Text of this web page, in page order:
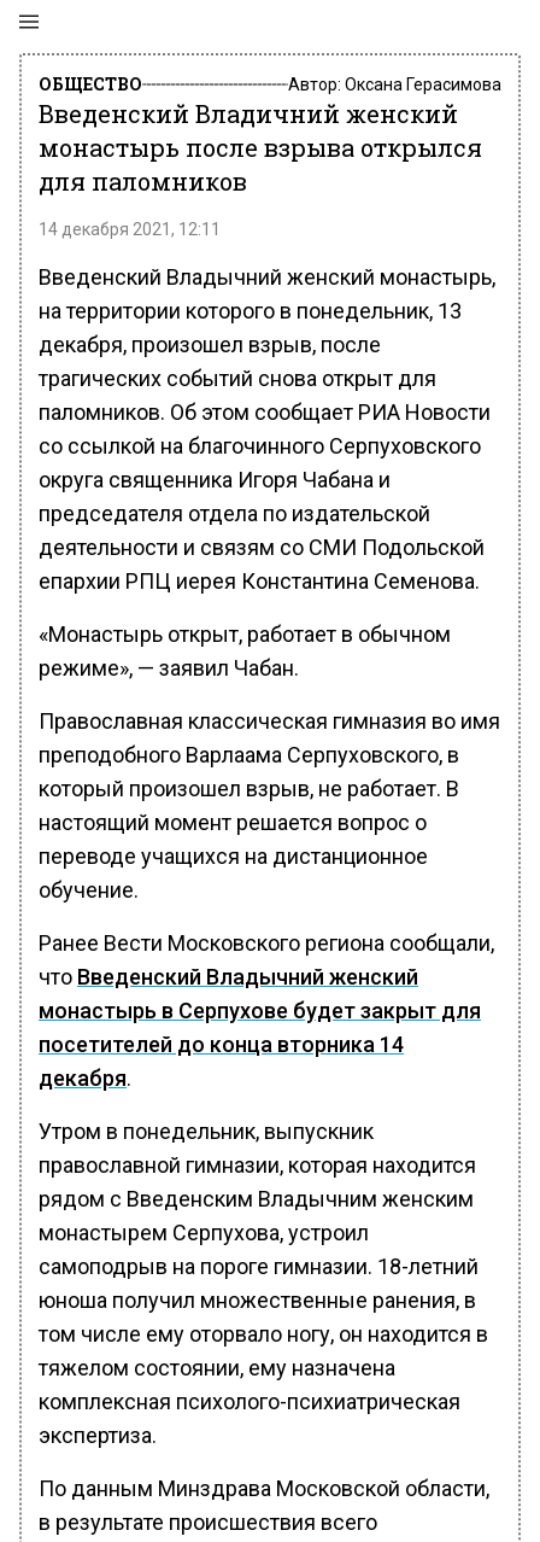
ОБЩЕСТВО Автор: Оксана Герасимова
Введенский Владичний женский
монастырь после взрыва открылся
для паломников
14 декабря 2021, 12:11
Введенский Владычний женский монастырь,
на территории которого в понедельник, 13
декабря, произошел взрыв, после
трагических событий снова открыт для
паломников. Об этом сообщает РИА Новости
со ссылкой на благочинного Серпуховского
округа священника Игоря Чабана и
председателя отдела по издательской
деятельности и связям со СМИ Подольской
епархии РПЦ иерея Константина Семенова.
«Монастырь открыт, работает в обычном
режиме», — заявил Чабан.
Православная классическая гимназия во имя
преподобного Варлаама Серпуховского, в
который произошел взрыв, не работает. В
настоящий момент решается вопрос о
переводе учащихся на дистанционное
обучение.
Ранее Вести Московского региона сообщали,
что Введенский Владычний женский
монастырь в Серпухове будет закрыт для
посетителей до конца вторника 14
декабря.
Утром в понедельник, выпускник
православной гимназии, которая находится
рядом с Введенским Владычним женским
монастырем Серпухова, устроил
самоподрыв на пороге гимназии. 18-летний
юноша получил множественные ранения, в
том числе ему оторвало ногу, он находится в
тяжелом состоянии, ему назначена
комплексная психолого-психиатрическая
экспертиза.
По данным Минздрава Московской области,
в результате происшествия всего